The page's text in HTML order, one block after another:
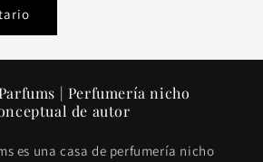
| Perfumería nicho
de autor
es una casa de perfumería nicho